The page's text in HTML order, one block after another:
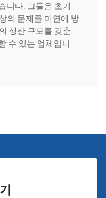
니다. 그들은 초기
의 문제를 미연에 방
생산 규모를 갖춘
수 있는 업체입니